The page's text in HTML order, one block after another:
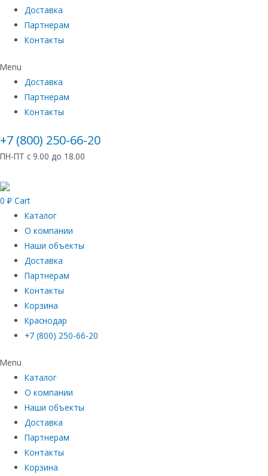
Доставка
Партнерам
Контакты
Menu
Доставка
Партнерам
Контакты
+7 (800) 250-66-20
ПН-ПТ с 9.00 до 18.00
0 ₽ Cart
Каталог
О компании
Наши объекты
Доставка
Партнерам
Контакты
Корзина
Краснодар
+7 (800) 250-66-20
Menu
Каталог
О компании
Наши объекты
Доставка
Партнерам
Контакты
Корзина